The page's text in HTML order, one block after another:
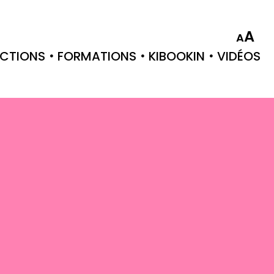
AA
FORMATIONS KIBOOKIN VIDÉOS